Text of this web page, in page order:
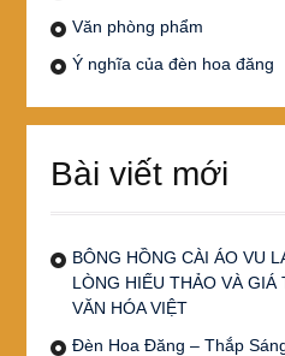
Văn phòng phẩm
Ý nghĩa của đèn hoa đăng
Bài viết mới
BÔNG HỒNG CÀI ÁO VU
LÒNG HIẾU THẢO VÀ
VĂN HÓA VIỆT
Đèn Hoa Đăng – Thắp